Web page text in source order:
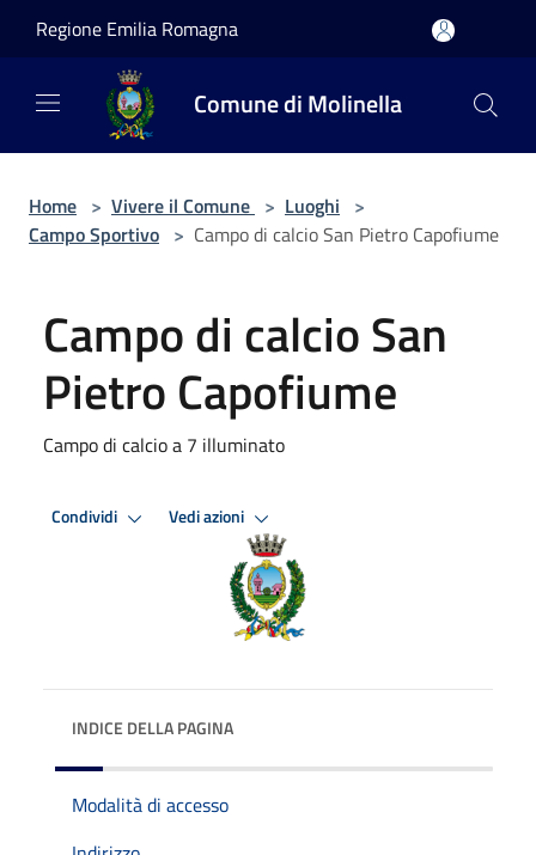
Regione Emilia Romagna
Comune di Molinella
Home > Vivere il Comune > Luoghi >
Campo Sportivo > Campo di calcio San Pietro Capofiume
Campo di calcio San
Pietro Capofiume
Campo di calcio a 7 illuminato
Condividi Vedi azioni
INDICE DELLA PAGINA
Modalità di accesso